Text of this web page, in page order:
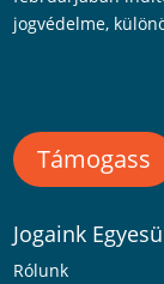
jogvédelme,
Támogass
Jogaink
Rólunk